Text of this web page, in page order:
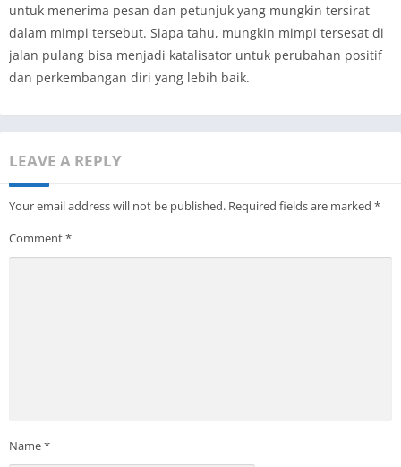
untuk menerima pesan dan petunjuk yang mungkin tersirat
dalam mimpi tersebut. Siapa tahu, mungkin mimpi tersesat di
jalan pulang bisa menjadi katalisator untuk perubahan positif
dan perkembangan diri yang lebih baik.
LEAVE A REPLY
Your email address will not be published. Required fields are marked *
Comment*
Name*